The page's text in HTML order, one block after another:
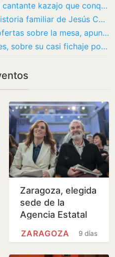
‘Fiebre Dimash’, el cantante kazajo que conquista a las españolas: “Es una forma de vida,…
La desconocida historia familiar de Jesús Calleja: adoptó a un niño en Nepal y hoy presume…
Liso, con cuatro ofertas sobre la mesa, apunta a tener minutos en el amistoso que medirá…
Santiago Cañizares, sobre su casi fichaje por el Real Zaragoza: ‘Pedro Herrera no me…
Zaragoza, elegida
sede de la
Agencia Estatal
9 días
ZARAGOZA